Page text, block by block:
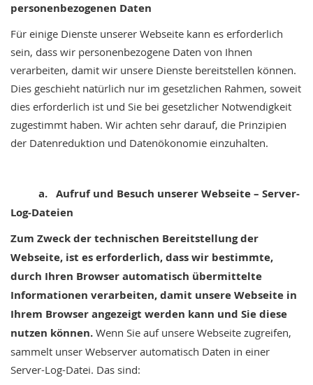
personenbezogenen Daten
Für einige Dienste unserer Webseite kann es erforderlich
sein, dass wir personenbezogene Daten von Ihnen
verarbeiten, damit wir unsere Dienste bereitstellen können.
Dies geschieht natürlich nur im gesetzlichen Rahmen, soweit
dies erforderlich ist und Sie bei gesetzlicher Notwendigkeit
zugestimmt haben. Wir achten sehr darauf, die Prinzipien
der Datenreduktion und Datenökonomie einzuhalten.
a. Aufruf und Besuch unserer Webseite – Server-
Log-Dateien
Zum Zweck der technischen Bereitstellung der
Webseite, ist es erforderlich, dass wir bestimmte,
durch Ihren Browser automatisch übermittelte
Informationen verarbeiten, damit unsere Webseite in
Ihrem Browser angezeigt werden kann und Sie diese
nutzen können. Wenn Sie auf unsere Webseite zugreifen,
sammelt unser Webserver automatisch Daten in einer
Server-Log-Datei. Das sind: